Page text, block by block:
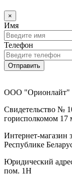
×
Имя
Телефон
Отправить
ООО "Орионлайт"
Свидетельство №
горисполкомом 17
Интернет-магазин
Республике
Юридический
пом. 1Н